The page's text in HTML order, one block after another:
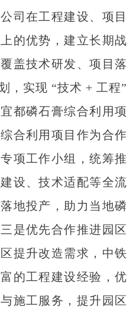
司在工程建设、项目
的优势，建立长期战
盖技术研发、项目落
，实现 “技术 + 工程”
都磷石膏综合利用项
合利用项目作为合作
项工作小组，统筹推
设、技术适配等全流
地投产，助力当地磷
是优先合作推进园区
提升改造需求，中铁
的工程建设经验，优
施工服务，提升园区